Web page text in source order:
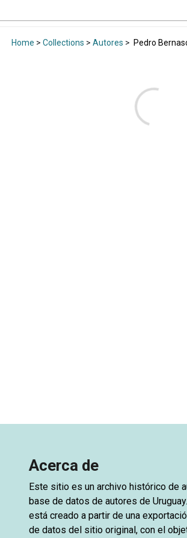
Home > Collections > Autores > Pedro
Acerca de
Este sitio es un archivo histórico de
base de datos de autores de
está creado a partir de una
de datos del sitio original, con el